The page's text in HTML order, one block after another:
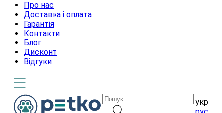
Про нас
Доставка і оплата
Гарантія
Контакти
Блог
Дисконт
Відгуки
укр